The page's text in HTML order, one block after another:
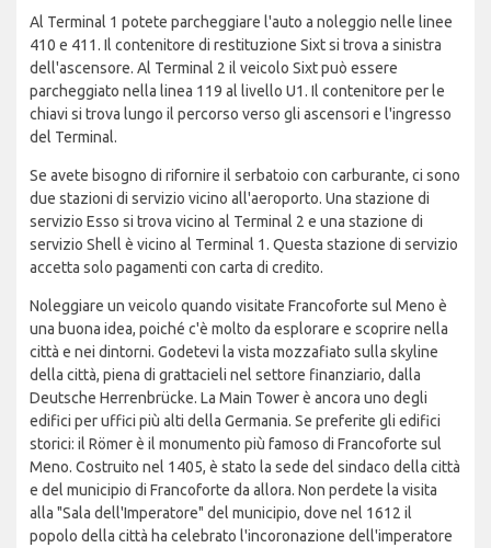
Al Terminal 1 potete parcheggiare l'auto a noleggio nelle linee
410 e 411. Il contenitore di restituzione Sixt si trova a sinistra
dell'ascensore. Al Terminal 2 il veicolo Sixt può essere
parcheggiato nella linea 119 al livello U1. Il contenitore per le
chiavi si trova lungo il percorso verso gli ascensori e l'ingresso
del Terminal.
Se avete bisogno di rifornire il serbatoio con carburante, ci sono
due stazioni di servizio vicino all'aeroporto. Una stazione di
servizio Esso si trova vicino al Terminal 2 e una stazione di
servizio Shell è vicino al Terminal 1. Questa stazione di servizio
accetta solo pagamenti con carta di credito.
Noleggiare un veicolo quando visitate Francoforte sul Meno è
una buona idea, poiché c'è molto da esplorare e scoprire nella
città e nei dintorni. Godetevi la vista mozzafiato sulla skyline
della città, piena di grattacieli nel settore finanziario, dalla
Deutsche Herrenbrücke. La Main Tower è ancora uno degli
edifici per uffici più alti della Germania. Se preferite gli edifici
storici: il Römer è il monumento più famoso di Francoforte sul
Meno. Costruito nel 1405, è stato la sede del sindaco della città
e del municipio di Francoforte da allora. Non perdete la visita
alla "Sala dell'Imperatore" del municipio, dove nel 1612 il
popolo della città ha celebrato l'incoronazione dell'imperatore